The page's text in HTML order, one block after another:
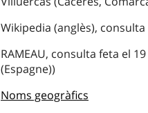
Wikipedia (anglès),
RAMEAU, consulta feta el
(Espagne))
Noms geogràfics